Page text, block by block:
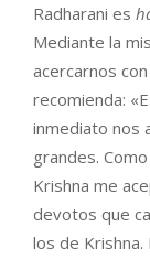
Radharani es
Mediante la
acercarnos
recomienda:
inmediato nos
grandes.
Krishna me
devotos que
los de